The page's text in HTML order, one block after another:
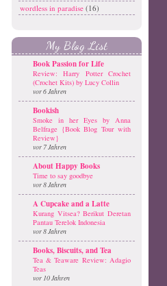
wordless in paradise (16)
My Blog List
Book Passion for Life
Review: Harry Potter Crochet
(Crochet Kits) by Lucy Collin
vor 6 Jahren
Bookish
Smoke in her Eyes by Anna
Belfrage {Book Blog Tour with
Review}
vor 7 Jahren
About Happy Books
Time to say goodbye
vor 8 Jahren
A Cupcake and a Latte
Kurang Vitsea? Berikut Deretan
Pantau Terelok Indonesia
vor 8 Jahren
Books, Biscuits, and Tea
Tea & Teaware Review: Adagio
Teas
vor 10 Jahren